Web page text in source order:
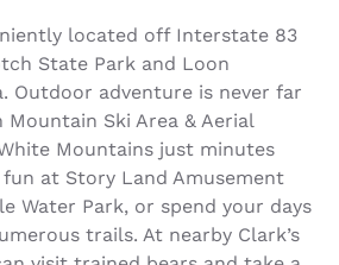
located off Interstate 83
State Park and Loon
Outdoor adventure is never far
Mountain Ski Area & Aerial
Mountains just minutes
fun at Story Land Amusement
Water Park, or spend your days
trails. At nearby Clark’s